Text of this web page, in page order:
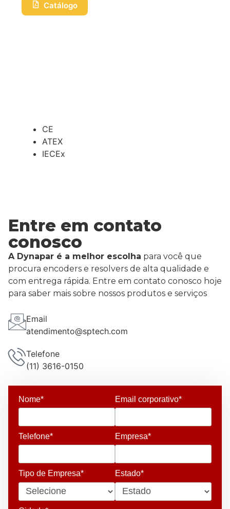
Catálogo
CE
ATEX
IECEx
Entre em contato
conosco
A Dynapar é a melhor escolha para você que
procura encoders e resolvers de alta qualidade e
com entrega rápida. Entre em contato conosco hoje
para saber mais sobre nossos produtos e serviços
Email
atendimento@sptech.com
Telefone
(11) 3616-0150
Nome* Email corporativo*
Telefone* Empresa*
Tipo de Empresa* Estado*